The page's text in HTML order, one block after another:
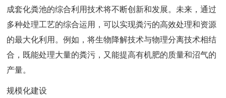
成套化粪池的综合利用技术将不断创新和发展。未来，通过
多种处理工艺的综合运用，可以实现粪污的高效处理和资源
的最大化利用。例如，将生物降解技术与物理分离技术相结
合，既能处理大量的粪污，又能提高有机肥的质量和沼气的
产量。
规模化建设